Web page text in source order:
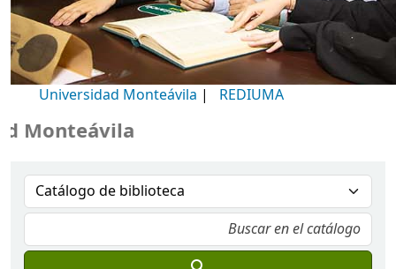
Universidad Monteávila | REDIUMA